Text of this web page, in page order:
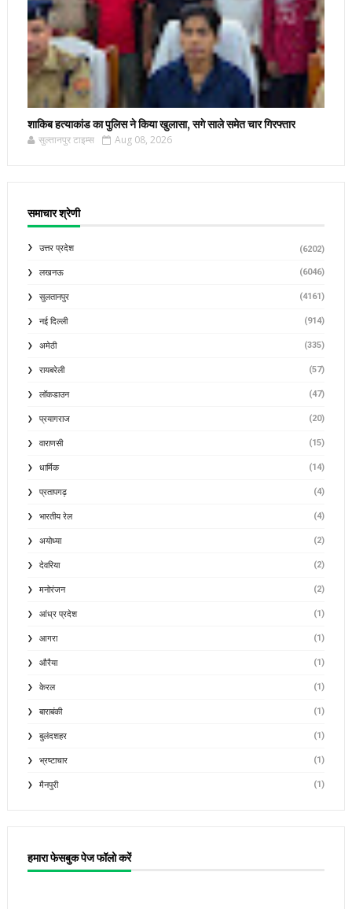
शाकिब हत्याकांड का पुलिस ने किया खुलासा, सगे साले समेत चार गिरफ्तार
सुल्तानपुर टाइम्स Aug 08, 2026
समाचार श्रेणी
उत्तर प्रदेश (6202)
लखनऊ (6046)
सुलतानपुर (4161)
नई दिल्ली (914)
अमेठी (335)
रायबरेली (57)
लॉकडाउन (47)
प्रयागराज (20)
वाराणसी (15)
धार्मिक (14)
प्रतापगढ़ (4)
भारतीय रेल (4)
अयोध्या (2)
देवरिया (2)
मनोरंजन (2)
आंध्र प्रदेश (1)
आगरा (1)
औरैया (1)
केरल (1)
बाराबंकी (1)
बुलंदशहर (1)
भ्रष्टाचार (1)
मैनपुरी (1)
हमारा फेसबुक पेज फॉलो करें